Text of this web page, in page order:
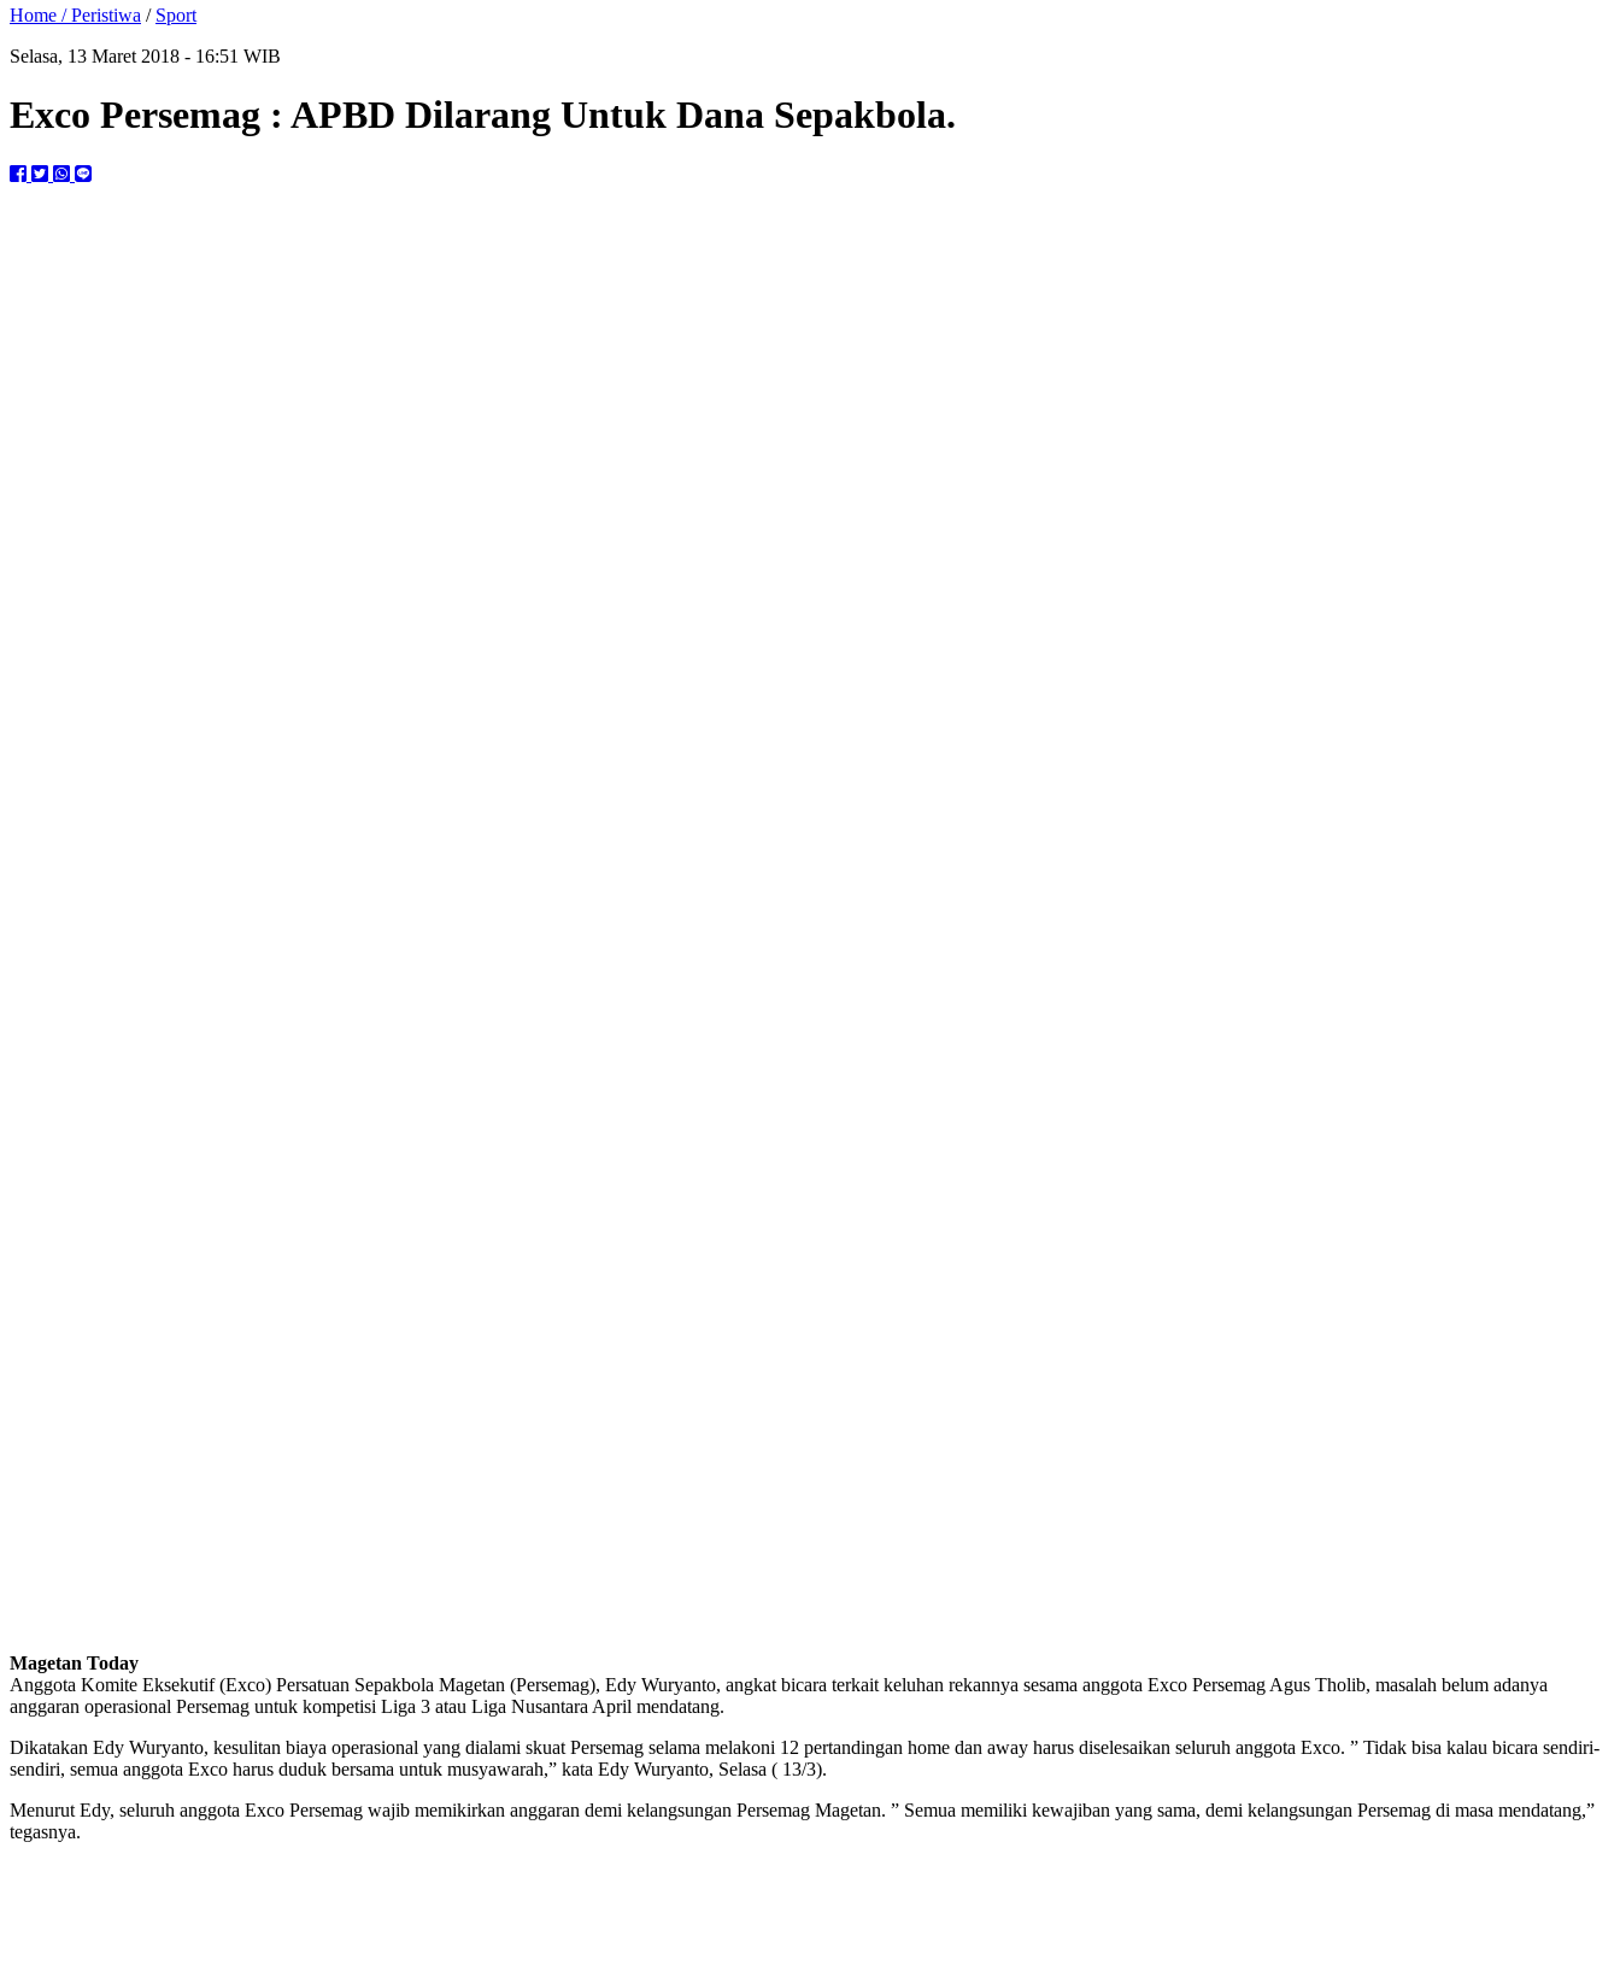
Home /Peristiwa / Sport
Selasa, 13 Maret 2018 - 16:51 WIB
Exco Persemag : APBD Dilarang Untuk Dana Sepakbola.
Magetan Today
Anggota Komite Eksekutif (Exco) Persatuan Sepakbola Magetan (Persemag), Edy Wuryanto, angkat bicara terkait keluhan rekannya sesama anggota Exco Persemag Agus Tholib, masalah belum adanya
anggaran operasional Persemag untuk kompetisi Liga 3 atau Liga Nusantara April mendatang.
Dikatakan Edy Wuryanto, kesulitan biaya operasional yang dialami skuat Persemag selama melakoni 12 pertandingan home dan away harus diselesaikan seluruh anggota Exco. ” Tidak bisa kalau bicara sendiri-
sendiri, semua anggota Exco harus duduk bersama untuk musyawarah,” kata Edy Wuryanto, Selasa ( 13/3).
Menurut Edy, seluruh anggota Exco Persemag wajib memikirkan anggaran demi kelangsungan Persemag Magetan. ” Semua memiliki kewajiban yang sama, demi kelangsungan Persemag di masa mendatang,”
tegasnya.